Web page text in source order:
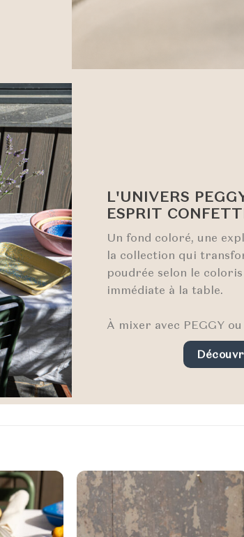
L'UNIVERS
ESPRIT
Un fond coloré, une
la collection qui
poudrée selon le
immédiate à la table.
À mixer avec PEGGY